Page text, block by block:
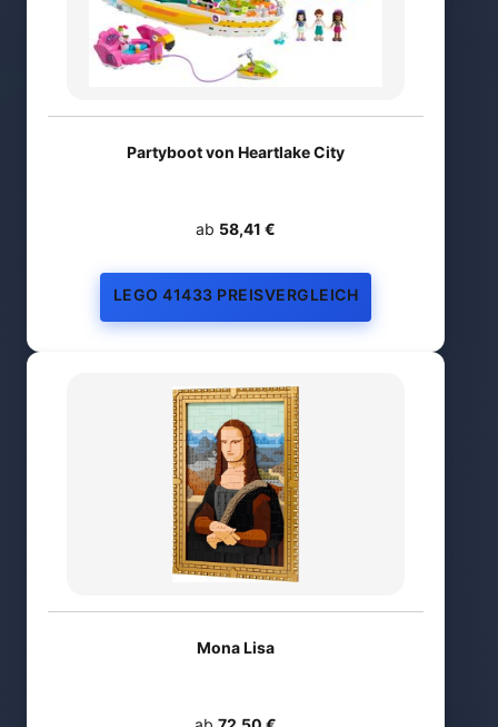
Partyboot von Heartlake City
ab 58,41 €
LEGO 41433 PREISVERGLEICH
Mona Lisa